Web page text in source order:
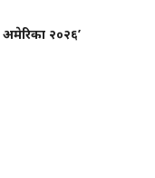
अमेरिका २०२६’